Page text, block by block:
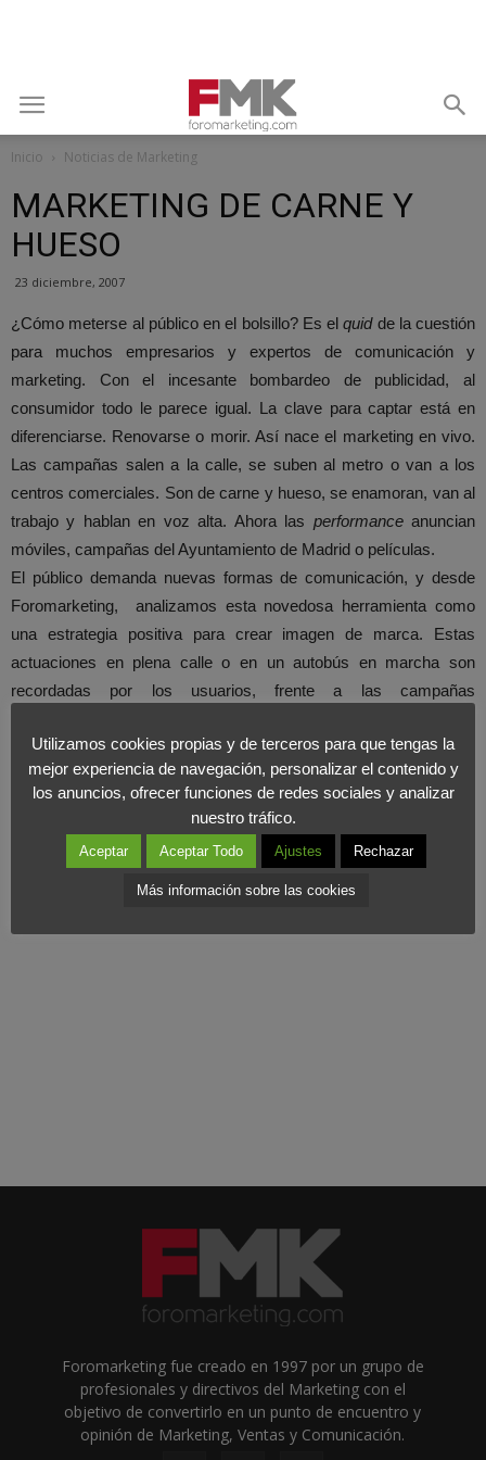
Inicio Noticias de Marketing
MARKETING DE CARNE Y
HUESO
23 diciembre, 2007
¿Cómo meterse al público en el bolsillo? Es elquidde la cuestión
para muchos empresarios y expertos de comunicación y
marketing. Con el incesante bombardeo de publicidad, al
consumidor todo le parece igual. La clave para captar está en
diferenciarse. Renovarse o morir. Así nace el marketing en vivo.
Las campañas salen a la calle, se suben al metro o van a los
centros comerciales. Son de carne y hueso, se enamoran, van al
trabajo y hablan en voz alta. Ahora las performanceanuncian
móviles, campañas del Ayuntamiento de Madrid o películas.
El público demanda nuevas formas de comunicación, y desde
Foromarketing, analizamos esta novedosa herramienta como
una estrategia positiva para crear imagen de marca. Estas
actuaciones en plena calle o en un autobús en marcha son
recordadas por los usuarios, frente a las campañas
día no han podido escapar de la polémica. Facua considera que
se vulnera la libertad de decidir del espectador, que frente a un
televisor puede cambiar de canal pero y de un autobús, ¿quién se
escapa?.
Foromarketing fue creado en 1997 por un grupo de
profesionales y directivos del Marketing con el
objetivo de convertirlo en un punto de encuentro y
opinión de Marketing, Ventas y Comunicación.
Utilizamos cookies propias y de terceros para que tengas la
mejor experiencia de navegación, personalizar el contenido y
los anuncios, ofrecer funciones de redes sociales y analizar
nuestro tráfico.
Aceptar Aceptar Todo Ajustes Rechazar
Más información sobre las cookies